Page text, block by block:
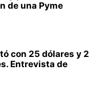
de una Pyme
con 25 dólares y 2
Entrevista de